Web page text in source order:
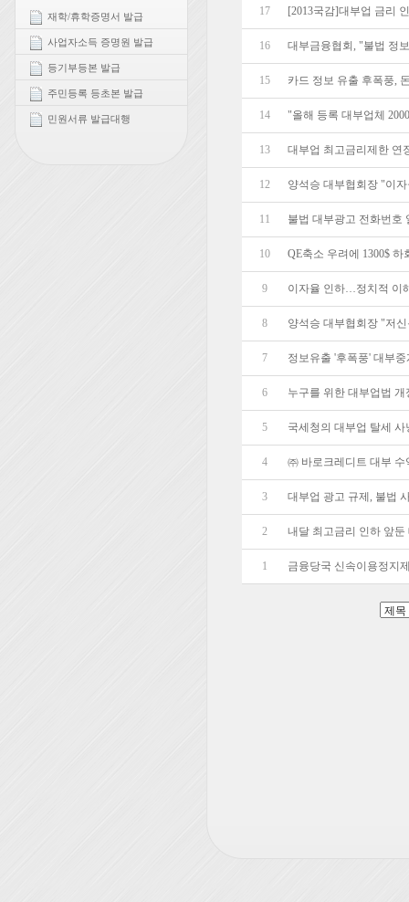
재학/휴학증명서 발급
사업자소득 증명원 발급
등기부등본 발급
주민등록 등초본 발급
민원서류 발급대행
17 [2013국감]대부업 금리
16 대부금융협회, "불법 정
15 카드 정보 유출 후폭풍,
14 "올해 등록 대부업체
13 대부업 최고금리제한 연
12 양석승 대부협회장 "이
11 불법 대부광고 전화번호
10 QE축소 우려에 1300$ 하
9 이자율 인하…정치적 이
8 양석승 대부협회장 "저
7 정보유출 '후폭풍' 대부
6 누구를 위한 대부업법 개
5 국세청의 대부업 탈세 사
4 ㈜ 바로크레디트 대부
3 대부업 광고 규제, 불법
2 내달 최고금리 인하 앞
1 금융당국 신속이용정지